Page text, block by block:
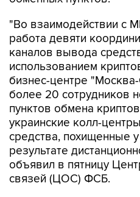
"Во взаимодействии с
работа девяти
каналов вывода
использованием
бизнес-центре
более 20 сотрудников
пунктов обмена
украинские колл-
средства, похищенные
результате
объявил в пятницу
связей (ЦОС) ФСБ.